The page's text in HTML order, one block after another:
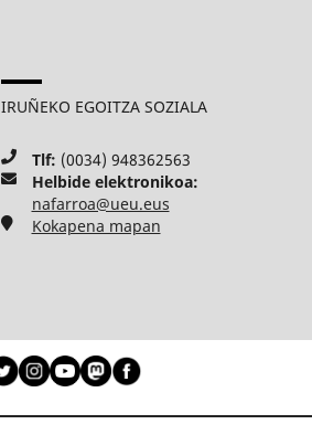
IRUÑEKO EGOITZA SOZIALA
Tlf: (0034) 948362563
Helbide elektronikoa:
nafarroa@ueu.eus
Kokapena mapan